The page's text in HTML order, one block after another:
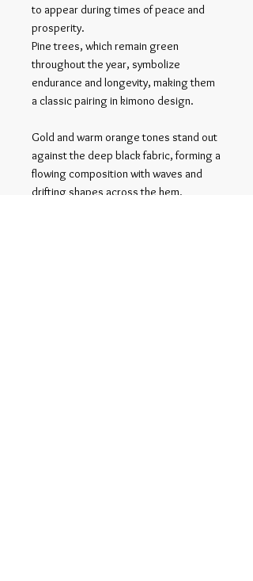
to appear during times of peace and
prosperity.
Pine trees, which remain green
throughout the year, symbolize
endurance and longevity, making them
a classic pairing in kimono design.
Gold and warm orange tones stand out
against the deep black fabric, forming a
flowing composition with waves and
drifting shapes across the hem.